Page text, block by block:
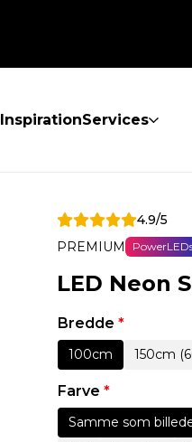
InspirationServices
4.9/5
PREMIUM
LED Neon
Bredde *
100cm 150cm
Farve *
Samme som